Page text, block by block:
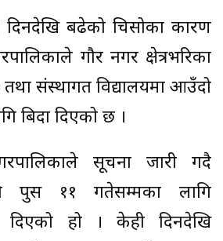
दिनदेखि बढेको चिसोका कारण
गौर नगर क्षेत्रभरिका
संस्थागत विद्यालयमा आउँदो
बिदा दिएको छ ।
सूचना जारी गदै
पुस ११ गतेसम्मका लागि
दिएको हो । केही दिनदेखि